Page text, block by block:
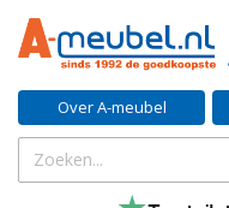
Over A-meubel